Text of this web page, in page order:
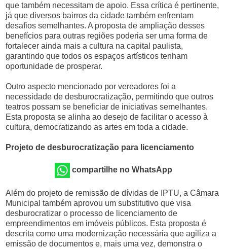
que também necessitam de apoio. Essa crítica é pertinente,
já que diversos bairros da cidade também enfrentam
desafios semelhantes. A proposta de ampliação desses
benefícios para outras regiões poderia ser uma forma de
fortalecer ainda mais a cultura na capital paulista,
garantindo que todos os espaços artísticos tenham
oportunidade de prosperar.
Outro aspecto mencionado por vereadores foi a
necessidade de desburocratização, permitindo que outros
teatros possam se beneficiar de iniciativas semelhantes.
Esta proposta se alinha ao desejo de facilitar o acesso à
cultura, democratizando as artes em toda a cidade.
Projeto de desburocratização para licenciamento
compartilhe no WhatsApp
Além do projeto de remissão de dívidas de IPTU, a Câmara
Municipal também aprovou um substitutivo que visa
desburocratizar o processo de licenciamento de
empreendimentos em imóveis públicos. Esta proposta é
descrita como uma modernização necessária que agiliza a
emissão de documentos e, mais uma vez, demonstra o